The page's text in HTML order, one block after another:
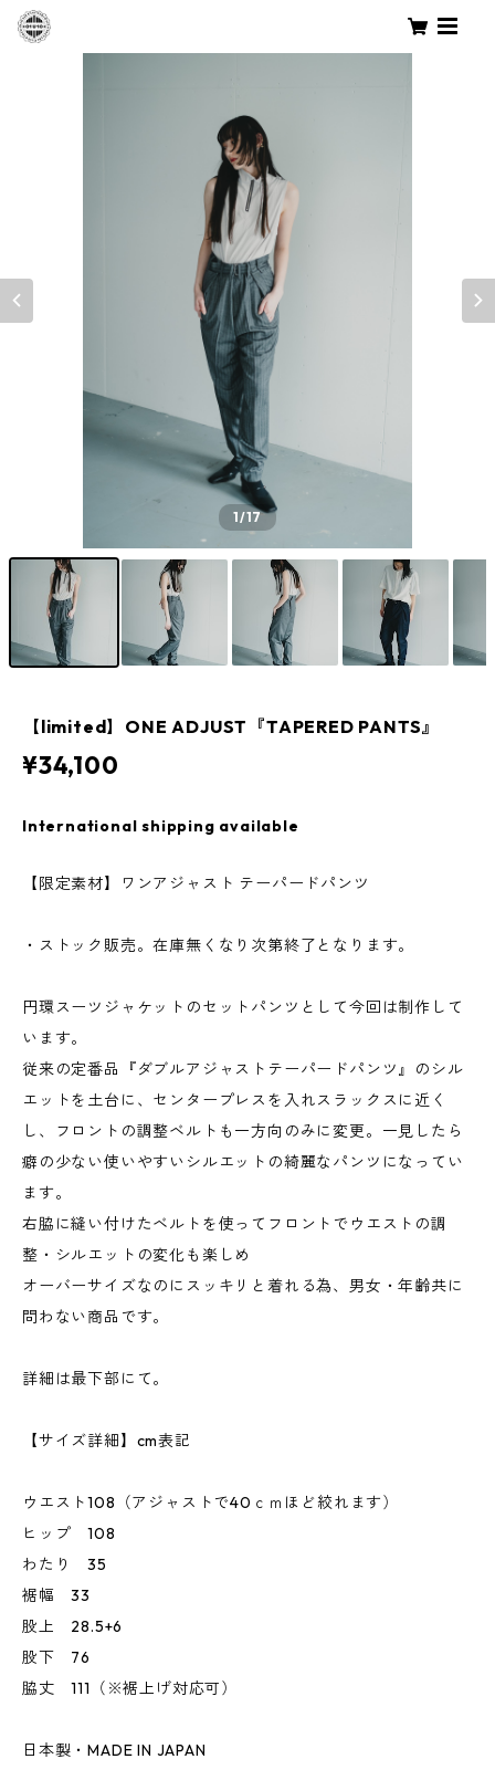
1/17
【limited】ONE ADJUST『TAPERED PANTS』
¥34,100
International shipping available
【限定素材】ワンアジャスト テーパードパンツ
・ストック販売。在庫無くなり次第終了となります。
円環スーツジャケットのセットパンツとして今回は制作して
います。
従来の定番品『ダブルアジャストテーパードパンツ』のシル
エットを土台に、センタープレスを入れスラックスに近く
し、フロントの調整ベルトも一方向のみに変更。一見したら
癖の少ない使いやすいシルエットの綺麗なパンツになってい
ます。
右脇に縫い付けたベルトを使ってフロントでウエストの調
整・シルエットの変化も楽しめ
オーバーサイズなのにスッキリと着れる為、男女・年齢共に
問わない商品です。
詳細は最下部にて。
【サイズ詳細】cm表記
ウエスト108（アジャストで40ｃｍほど絞れます）
ヒップ 108
わたり 35
裾幅 33
股上 28.5+6
股下 76
脇丈 111（※裾上げ対応可）
日本製・MADE IN JAPAN